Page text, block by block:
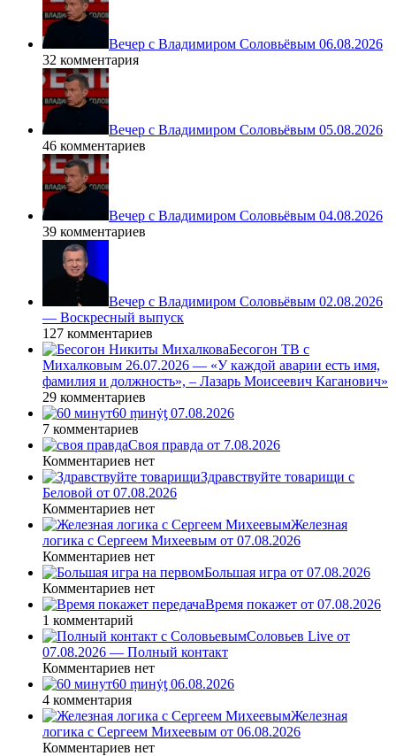
Вечер с Владимиром Соловьёвым 06.08.2026
32 комментария
Вечер с Владимиром Соловьёвым 05.08.2026
46 комментариев
Вечер с Владимиром Соловьёвым 04.08.2026
39 комментариев
Вечер с Владимиром Соловьёвым 02.08.2026
— Воскресный выпуск
127 комментариев
Бесогон ТВ с
Михалковым 26.07.2026 — «У каждой аварии есть имя,
фамилия и должность», – Лазарь Моисеевич Каганович»
29 комментариев
60 ṃинẏƫ 07.08.2026
7 комментариев
Своя правда от 7.08.2026
Комментариев нет
Здравствуйте товарищи с
Беловой от 07.08.2026
Комментариев нет
Железная
логика с Сергеем Михеевым от 07.08.2026
Комментариев нет
Большая игра от 07.08.2026
Комментариев нет
Время покажет от 07.08.2026
1 комментарий
Соловьев Live от
07.08.2026 — Полный контакт
Комментариев нет
60 ṃинẏƫ 06.08.2026
4 комментария
Железная
логика с Сергеем Михеевым от 06.08.2026
Комментариев нет